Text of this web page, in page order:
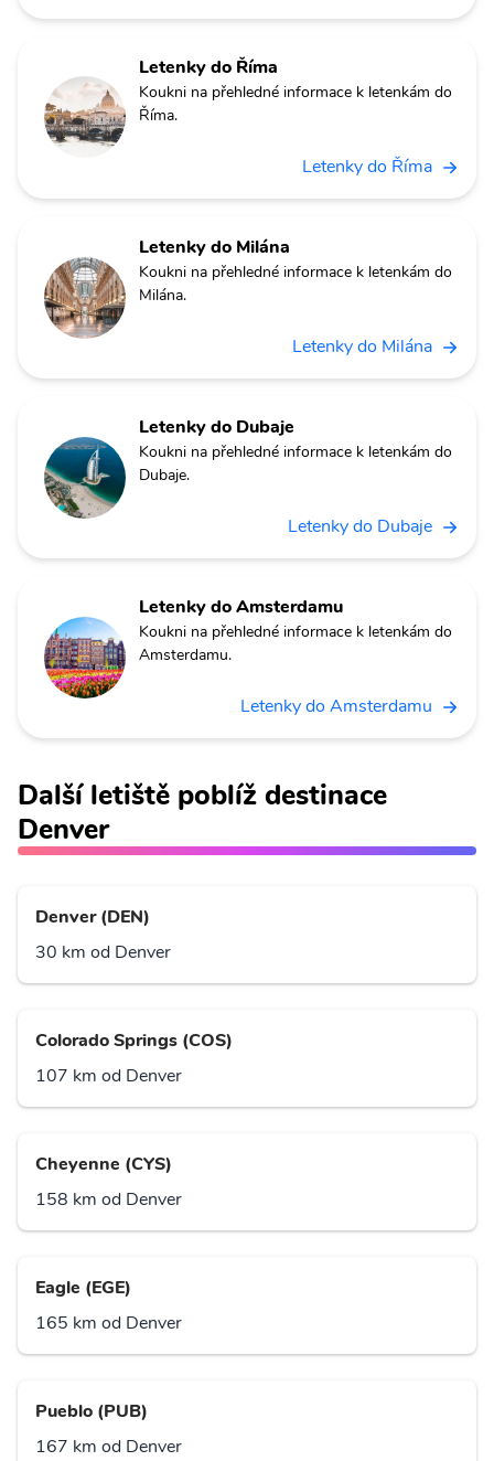
Letenky do Říma
Koukni na přehledné informace k letenkám do
Říma.
Letenky do Říma
Letenky do Milána
Koukni na přehledné informace k letenkám do
Milána.
Letenky do Milána
Letenky do Dubaje
Koukni na přehledné informace k letenkám do
Dubaje.
Letenky do Dubaje
Letenky do Amsterdamu
Koukni na přehledné informace k letenkám do
Amsterdamu.
Letenky do Amsterdamu
Další letiště poblíž destinace
Denver
Denver (DEN)
30 km od Denver
Colorado Springs (COS)
107 km od Denver
Cheyenne (CYS)
158 km od Denver
Eagle (EGE)
165 km od Denver
Pueblo (PUB)
167 km od Denver